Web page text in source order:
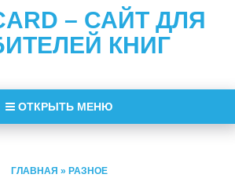
– САЙТ ДЛЯ
КНИГ
ОТКРЫТЬ МЕНЮ
ГЛАВНАЯ » РАЗНОЕ